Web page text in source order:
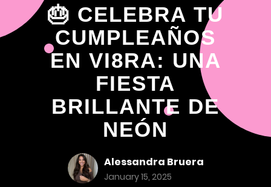
🎂 CELEBRA TU
CUMPLEAÑOS
EN VI8RA: UNA
FIESTA
BRILLANTE DE
NEÓN
Alessandra Bruera
January 15, 2025